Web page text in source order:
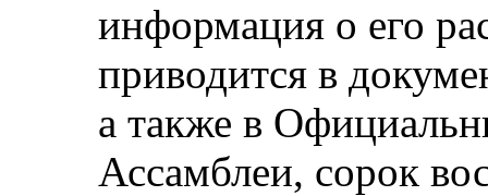
информация о его
приводится в
а также в
Ассамблеи, сорок